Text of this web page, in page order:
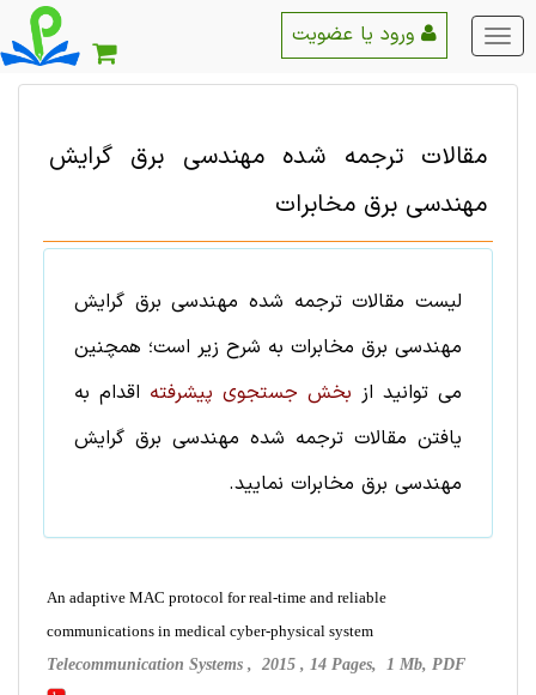
منو
اصلی
مقالات ترجمه شده مهندسی برق گرایش
مهندسی برق مخابرات
لیست مقالات ترجمه شده مهندسی برق گرایش
مهندسی برق مخابرات به شرح زیر است؛ همچنین
می توانید از بخش جستجوی پیشرفته اقدام به
یافتن مقالات ترجمه شده مهندسی برق گرایش
مهندسی برق مخابرات نمایید.
An adaptive MAC protocol for real-time and reliable
communications in medical cyber-physical system
Telecommunication Systems , 2015 , 14 Pages, 1 Mb, PDF